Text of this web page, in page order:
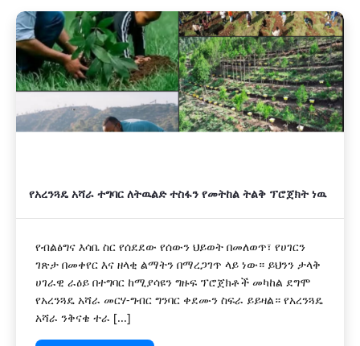
አዲስ
የአረንጓዴ አሻራ ተግባር ለትዉልድ ተስፋን የመትከል ትልቅ ፕሮጀክት ነዉ
የብልፅግና እሳቤ ስር የሰደደው የሰውን ህይወት በመለወጥ፣ የሀገርን
ገጽታ በመቀየር እና ዘላቂ ልማትን በማረጋገጥ ላይ ነው። ይህንን ታላቅ
ሀገራዊ ራዕይ በተግባር ከሚያሳዩን ግዙፍ ፕሮጀክቶች መካከል ደግሞ
የአረንጓዴ አሻራ መርሃ-ግብር ግንባር ቀደሙን ስፍራ ይይዛል። የአረንጓዴ
አሻራ ንቅናቄ ተራ [...]